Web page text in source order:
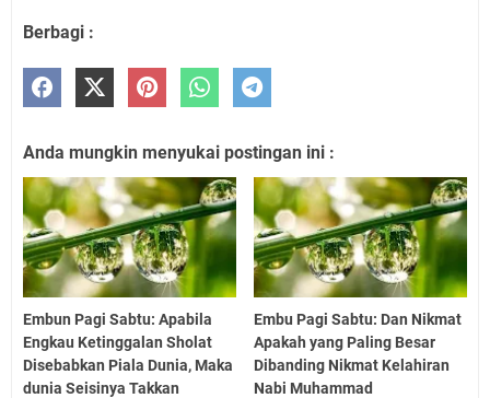
Berbagi :
Anda mungkin menyukai postingan ini :
Embun Pagi Sabtu: Apabila
Engkau Ketinggalan Sholat
Disebabkan Piala Dunia, Maka
dunia Seisinya Takkan
Embu Pagi Sabtu: Dan Nikmat
Apakah yang Paling Besar
Dibanding Nikmat Kelahiran
Nabi Muhammad